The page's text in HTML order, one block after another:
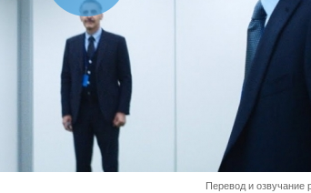
Перевод и озвучание